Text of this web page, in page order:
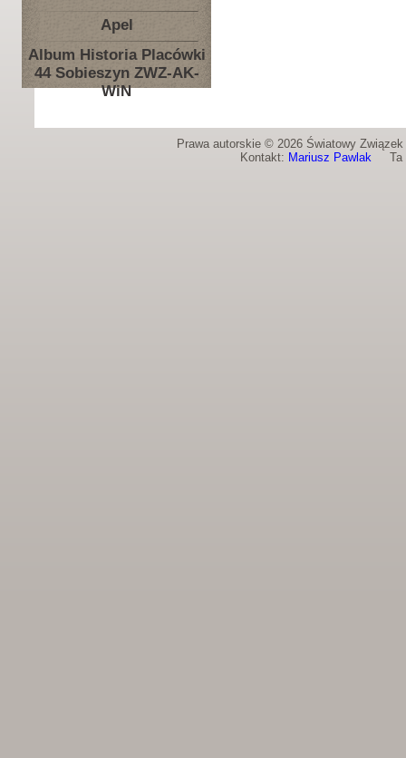
Apel
Album Historia Placówki
44 Sobieszyn ZWZ-AK-
WiN
Prawa autorskie © 2026 Światowy
Kontakt: Mariusz PawlakTa